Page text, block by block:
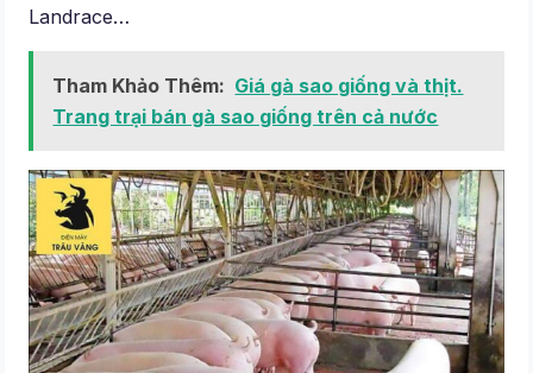
Landrace…
Tham Khảo Thêm: Giá gà sao giống và thịt.
Trang trại bán gà sao giống trên cả nước